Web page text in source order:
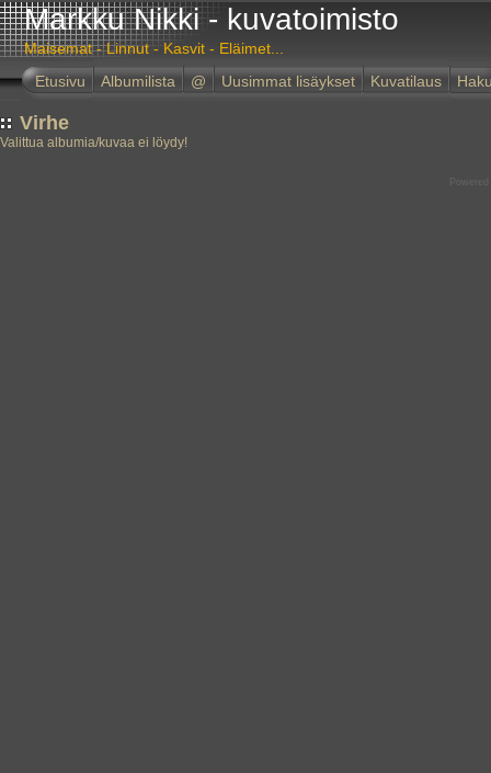
Markku Nikki - kuvatoimisto
Maisemat - Linnut - Kasvit - Eläimet...
Etusivu
Albumilista @ Uusimmat lisäykset Kuvatilaus
Virhe
Valittua albumia/kuvaa ei löydy!